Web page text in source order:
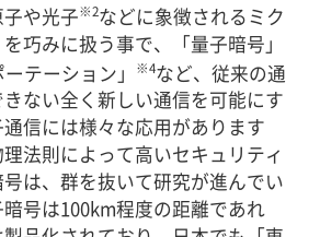
や光子※2などに象徴されるミク
巧みに扱う事で、「量子暗号」
テーション」 ※4など、従来の通
ない全く新しい通信を可能にす
信には様々な応用があります
法則によって高いセキュリティ
は、群を抜いて研究が進んでい
号は100km程度の距離であれ